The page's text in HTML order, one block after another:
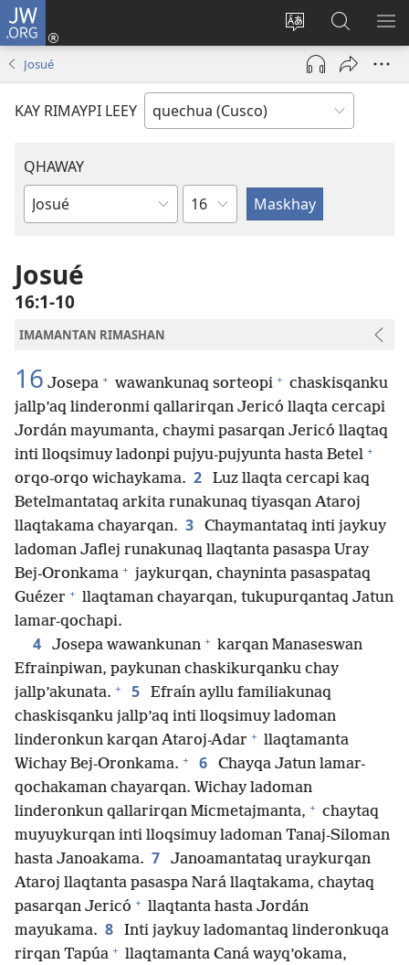
JW.ORG
Direccionpi
akllay
Sutiykiwan
jaykuy
(abre
nueva
JW.ORG
nisqapi
maskhay
Josué
KAY RIMAYPI LEEY
QHAWAY
Libro
Biblia
Capítulo
Josué
16:1-10
IMAMANTAN RIMASHAN
16 Josepa + wawankunaq sorteopi + chaskisqanku
jallp’aq linderonmi qallarirqan Jericó llaqta cercapi
Jordán mayumanta, chaymi pasarqan Jericó llaqtaq
inti lloqsimuy ladonpi pujyu-pujyunta hasta Betel +
orqo-orqo wichaykama. 2
Luz llaqta cercapi kaq
Betelmantataq arkita runakunaq tiyasqan Ataroj
llaqtakama chayarqan. 3
Chaymantataq inti jaykuy
ladoman Jaflej runakunaq llaqtanta pasaspa Uray
Bej-Oronkama + jaykurqan, chayninta pasaspataq
Guézer + llaqtaman chayarqan, tukupurqantaq Jatun
lamar-qochapi.
4 Josepa wawankunan + karqan Manaseswan
Efrainpiwan, paykunan chaskikurqanku chay
jallp’akunata. + 5
Efraín ayllu familiakunaq
chaskisqanku jallp’aq inti lloqsimuy ladoman
linderonkun karqan Ataroj-Adar + llaqtamanta
Wichay Bej-Oronkama. + 6
Chayqa Jatun lamar-
qochakaman chayarqan. Wichay ladoman
linderonkun qallarirqan Micmetajmanta, + chaytaq
muyuykurqan inti lloqsimuy ladoman Tanaj-Siloman
hasta Janoakama. 7
Janoamantataq uraykurqan
Ataroj llaqtanta pasaspa Nará llaqtakama, chaytaq
pasarqan Jericó + llaqtanta hasta Jordán
mayukama. 8
Inti jaykuy ladomantaq linderonkuqa
rirqan Tapúa + llaqtamanta Caná wayq’okama,